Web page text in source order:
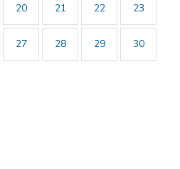
20 21 22 23
27 28 29 30